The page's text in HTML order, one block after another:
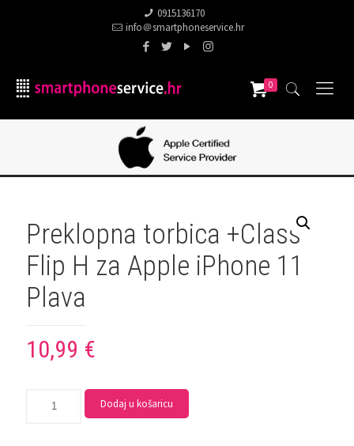
0915136170
info＠smartphoneservice.hr
0
Preklopna torbica +Class
Flip H za Apple iPhone 11
Plava
10,99 €
Dodaj u košaricu